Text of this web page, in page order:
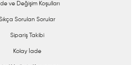
ve Değişim Koşulları
Sorulan Sorular
Sipariş Takibi
Kolay İade